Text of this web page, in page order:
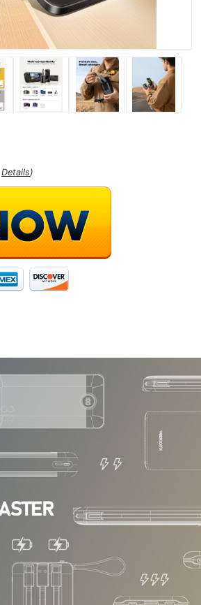
Details)